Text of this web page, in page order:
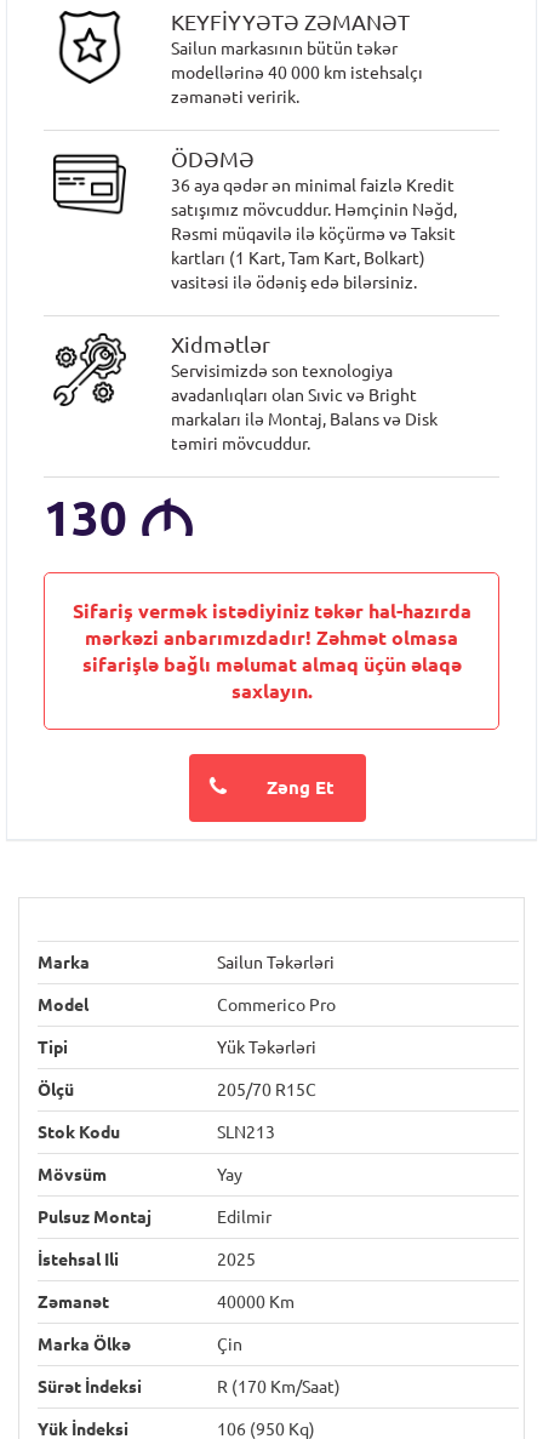
KEYFİYYƏTƏ ZƏMANƏT
Sailun markasının bütün təkər
modellərinə 40 000 km istehsalçı
zəmanəti veririk.
ÖDƏMƏ
36 aya qədər ən minimal faizlə Kredit
satışımız mövcuddur. Həmçinin Nəğd,
Rəsmi müqavilə ilə köçürmə və Taksit
kartları (1 Kart, Tam Kart, Bolkart)
vasitəsi ilə ödəniş edə bilərsiniz.
Xidmətlər
Servisimizdə son texnologiya
avadanlıqları olan Sıvic və Bright
markaları ilə Montaj, Balans və Disk
təmiri mövcuddur.
130 M
Sifariş vermək istədiyiniz təkər hal-hazırda
mərkəzi anbarımızdadır! Zəhmət olmasa
sifarişlə bağlı məlumat almaq üçün əlaqə
saxlayın.
Zəng Et
Marka Sailun Təkərləri
Model Commerico Pro
Tipi Yük Təkərləri
Ölçü 205/70 R15C
Stok Kodu SLN213
Mövsüm Yay
Pulsuz Montaj Edilmir
İstehsal Ili 2025
Zəmanət 40000 Km
Marka Ölkə Çin
Sürət İndeksi R (170 Km/saat)
Yük İndeksi 106 (950 Kq)